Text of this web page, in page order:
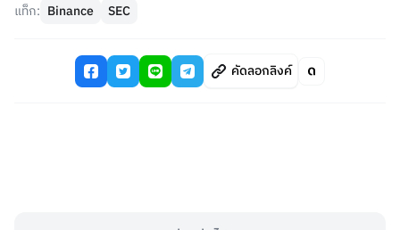
แท็ก: Binance SEC
คัดลอกลิงค์